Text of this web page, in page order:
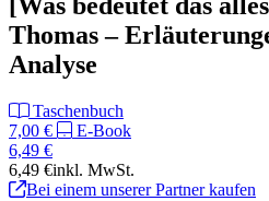
[Was bedeutet das
Thomas –
Analyse
Taschenbuch
7,00 €
E-Book
6,49 €
6,49 €inkl. MwSt.
Bei einem unserer Partner kaufen